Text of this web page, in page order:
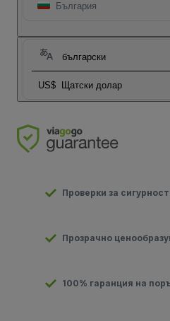
България
български
US$ Щатски долар
Проверки за
Прозрачно
100% гаранция на